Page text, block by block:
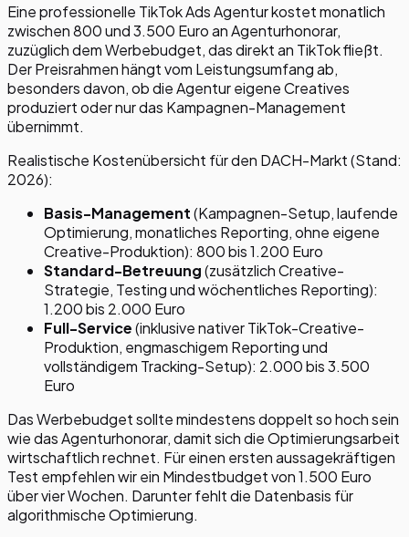
Eine professionelle TikTok Ads Agentur kostet monatlich
zwischen 800 und 3.500 Euro an Agenturhonorar,
zuzüglich dem Werbebudget, das direkt an TikTok fließt.
Der Preisrahmen hängt vom Leistungsumfang ab,
besonders davon, ob die Agentur eigene Creatives
produziert oder nur das Kampagnen-Management
übernimmt.
Realistische Kostenübersicht für den DACH-Markt (Stand:
2026):
Basis-Management(Kampagnen-Setup, laufende
Optimierung, monatliches Reporting, ohne eigene
Creative-Produktion): 800 bis 1.200 Euro
Standard-Betreuung(zusätzlich Creative-
Strategie, Testing und wöchentliches Reporting):
1.200 bis 2.000 Euro
Full-Service(inklusive nativer TikTok-Creative-
Produktion, engmaschigem Reporting und
vollständigem Tracking-Setup): 2.000 bis 3.500
Euro
Das Werbebudget sollte mindestens doppelt so hoch sein
wie das Agenturhonorar, damit sich die Optimierungsarbeit
wirtschaftlich rechnet. Für einen ersten aussagekräftigen
Test empfehlen wir ein Mindestbudget von 1.500 Euro
über vier Wochen. Darunter fehlt die Datenbasis für
algorithmische Optimierung.